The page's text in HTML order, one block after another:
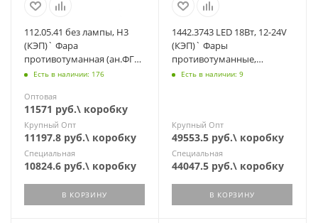
112.05.41 без лампы, H3
(КЭП)` Фара
противотуманная (ан.ФГ
152, ТН 105-02) ГАЗ, МАЗ,
Есть в наличии: 176
Оптовая
11571 руб.\ коробку
Крупный Опт
11197.8 руб.\ коробку
Специальная
10824.6 руб.\ коробку
В КОРЗИНУ
1442.3743 LED 18Вт, 12-24V
(КЭП)` Фары
противотуманные,
комплект-2 шт,
Есть в наличии: 9
Крупный Опт
49553.5 руб.\ коробку
Специальная
44047.5 руб.\ коробку
В КОРЗИНУ